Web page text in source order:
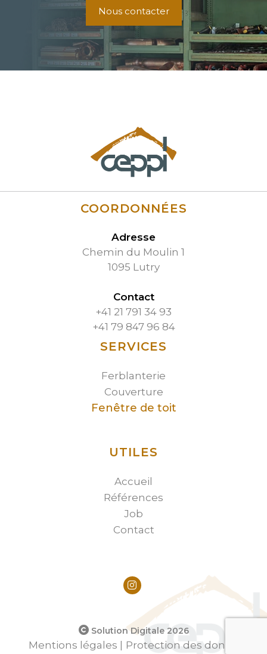
Nous contacter
COORDONNÉES
Adresse
Chemin du Moulin 1
1095 Lutry
Contact
+41 21 791 34 93
+41 79 847 96 84
SERVICES
Ferblanterie
Couverture
Fenêtre de toit
UTILES
Accueil
Références
Job
Contact
Solution Digitale 2026
Mentions légales | Protection des données